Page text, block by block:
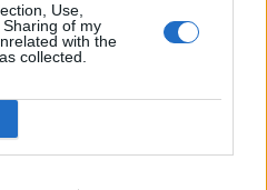
Use,
of my
with the
collected.
Selva kan brukes
havfiske.
ikke bare
fra fem til ni meter